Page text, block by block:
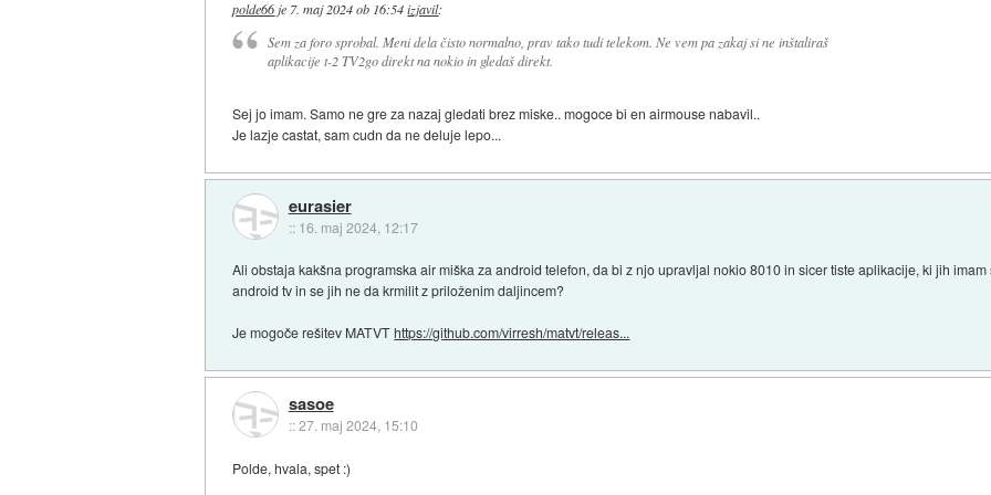
polde66 je 7. maj 2024 ob 16:54 izjavil:
Sem za foro sprobal. Meni dela čisto normalno, prav tako tudi telekom. Ne vem pa zakaj si ne inštaliraš
aplikacije t-2 TV2go direkt na nokio in gledaš direkt.
Sej jo imam. Samo ne gre za nazaj gledati brez miske.. mogoce bi en airmouse nabavil..
Je lazje castat, sam cudn da ne deluje lepo...
eurasier
:: 16. maj 2024, 12:17
Ali obstaja kakšna programska air miška za android telefon, da bi z njo upravljal nokio 8010 in sicer tiste aplikacije, ki jih
android tv in se jih ne da krmilit z priloženim daljincem?
Je mogoče rešitev MATVThttps://github.com/virresh/matvt/releas...
sasoe
::27. maj 2024, 15:10
Polde, hvala, spet :)